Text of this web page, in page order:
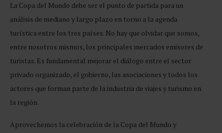
La Copa del Mundo debe ser el punto de partida para un
análisis de mediano y largo plazo en torno a la agenda
turística entre los tres países. No hay que olvidar que somos,
entre nosotros mismos, los principales mercados emisores de
turistas. Es fundamental mejorar el diálogo entre el sector
privado organizado, el gobierno, las asociaciones y todos los
actores que forman parte de la industria de viajes y turismo en
la región.
Aprovechemos la celebración de la Copa del Mundo y